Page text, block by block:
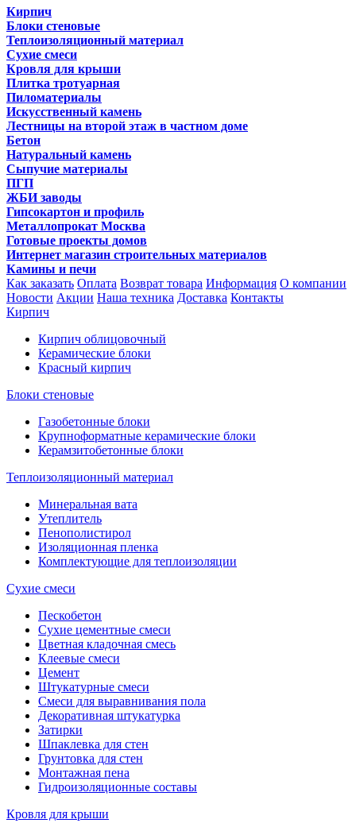
Кирпич
Блоки стеновые
Теплоизоляционный материал
Сухие смеси
Кровля для крыши
Плитка тротуарная
Пиломатериалы
Искусственный камень
Лестницы на второй этаж в частном доме
Бетон
Натуральный камень
Сыпучие материалы
ПГП
ЖБИ заводы
Гипсокартон и профиль
Металлопрокат Москва
Готовые проекты домов
Интернет магазин строительных материалов
Камины и печи
Как заказать Оплата Возврат товара Информация О компании
Новости Акции Наша техника Доставка Контакты
Кирпич
Кирпич облицовочный
Керамические блоки
Красный кирпич
Блоки стеновые
Газобетонные блоки
Крупноформатные керамические блоки
Керамзитобетонные блоки
Теплоизоляционный материал
Минеральная вата
Утеплитель
Пенополистирол
Изоляционная пленка
Комплектующие для теплоизоляции
Сухие смеси
Пескобетон
Сухие цементные смеси
Цветная кладочная смесь
Клеевые смеси
Цемент
Штукатурные смеси
Смеси для выравнивания пола
Декоративная штукатурка
Затирки
Шпаклевка для стен
Грунтовка для стен
Монтажная пена
Гидроизоляционные составы
Кровля для крыши